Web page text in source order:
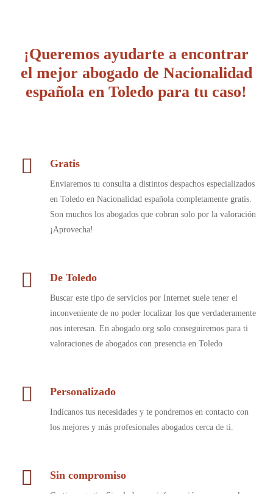
¡Queremos ayudarte a encontrar
el mejor abogado de Nacionalidad
española en Toledo para tu caso!
Gratis
Enviaremos tu consulta a distintos despachos especializados
en Toledo en Nacionalidad española completamente gratis.
Son muchos los abogados que cobran solo por la valoración
¡Aprovecha!
De Toledo
Buscar este tipo de servicios por Internet suele tener el
inconveniente de no poder localizar los que verdaderamente
nos interesan. En abogado.org solo conseguiremos para ti
valoraciones de abogados con presencia en Toledo
Personalizado
Indícanos tus necesidades y te pondremos en contacto con
los mejores y más profesionales abogados cerca de ti.
Sin compromiso